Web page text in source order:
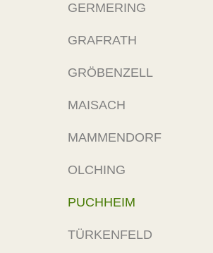
GERMERING
GRAFRATH
GRÖBENZELL
MAISACH
MAMMENDORF
OLCHING
PUCHHEIM
TÜRKENFELD